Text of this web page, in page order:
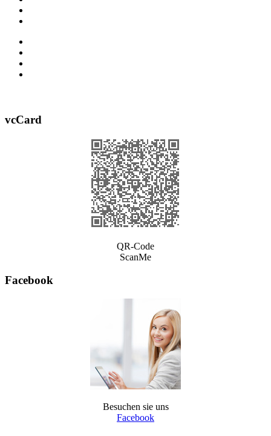
vcCard
QR-Code
ScanMe
Facebook
Besuchen sie uns
Facebook